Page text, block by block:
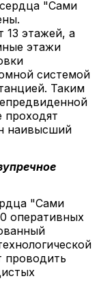
"Сами
13 этажей, а
этажи
системой
Таким
проходят
наивысший
"Сами
оперативных
проводить